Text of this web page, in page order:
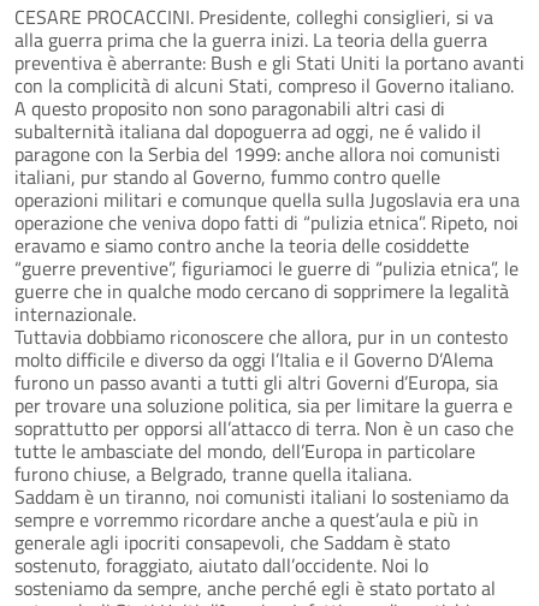
CESARE PROCACCINI. Presidente, colleghi consiglieri, si va
alla guerra prima che la guerra inizi. La teoria della guerra
preventiva è aberrante: Bush e gli Stati Uniti la portano avanti
con la complicità di alcuni Stati, compreso il Governo italiano.
A questo proposito non sono paragonabili altri casi di
subalternità italiana dal dopoguerra ad oggi, ne é valido il
paragone con la Serbia del 1999: anche allora noi comunisti
italiani, pur stando al Governo, fummo contro quelle
operazioni militari e comunque quella sulla Jugoslavia era una
operazione che veniva dopo fatti di “pulizia etnica”. Ripeto, noi
eravamo e siamo contro anche la teoria delle cosiddette
“guerre preventive”, figuriamoci le guerre di “pulizia etnica”, le
guerre che in qualche modo cercano di sopprimere la legalità
internazionale.
Tuttavia dobbiamo riconoscere che allora, pur in un contesto
molto difficile e diverso da oggi l’Italia e il Governo D’Alema
furono un passo avanti a tutti gli altri Governi d’Europa, sia
per trovare una soluzione politica, sia per limitare la guerra e
soprattutto per opporsi all’attacco di terra. Non è un caso che
tutte le ambasciate del mondo, dell’Europa in particolare
furono chiuse, a Belgrado, tranne quella italiana.
Saddam è un tiranno, noi comunisti italiani lo sosteniamo da
sempre e vorremmo ricordare anche a quest’aula e più in
generale agli ipocriti consapevoli, che Saddam è stato
sostenuto, foraggiato, aiutato dall’occidente. Noi lo
sosteniamo da sempre, anche perché egli è stato portato al